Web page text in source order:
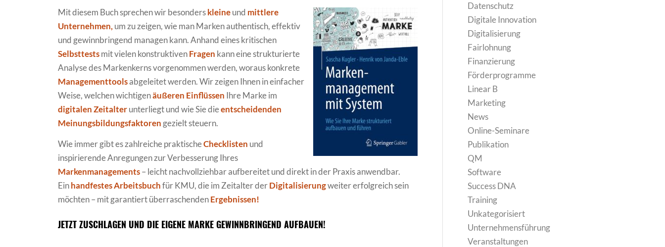
Mit diesem Buch sprechen wir besonderskleineund mittlere
Unternehmen, um zu zeigen, wie man Marken authentisch, effektiv
und gewinnbringend managen kann. Anhand eines kritischen
Selbsttestsmit vielen konstruktivenFragen kann eine strukturierte
Analyse des Markenkerns vorgenommen werden, woraus konkrete
Managementtoolsabgeleitet werden. Wir zeigen Ihnen in einfacher
Weise, welchen wichtigenäußeren Einflüssen Ihre Marke im
digitalen Zeitalterunterliegt und wie Sie dieentscheidenden
Meinungsbildungsfaktoren gezielt steuern.
Wie immer gibt es zahlreiche praktischeChecklisten und
inspirierende Anregungen zur Verbesserung Ihres
Markenmanagements– leicht nachvollziehbar aufbereitet und direkt in der Praxis anwendbar.
Einhandfestes Arbeitsbuchfür KMU, die im Zeitalter derDigitalisierungweiter erfolgreich sein
möchten – mit garantiert überraschendenErgebnissen!
JETZT ZUSCHLAGEN UND DIE EIGENE MARKE GEWINNBRINGEND AUFBAUEN!
Datenschutz
Digitale Innovation
Digitalisierung
Fairlohnung
Finanzierung
Förderprogramme
Linear B
Marketing
News
Online-Seminare
Publikation
QM
Software
Success DNA
Training
Unkategorisiert
Unternehmensführung
Veranstaltungen